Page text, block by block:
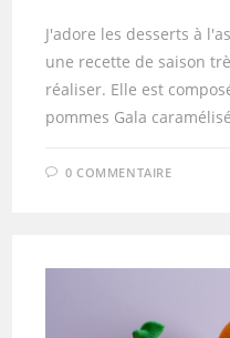
J'adore les desserts à
une recette de saison
réaliser. Elle est
pommes Gala
0 COMMENTAIRE